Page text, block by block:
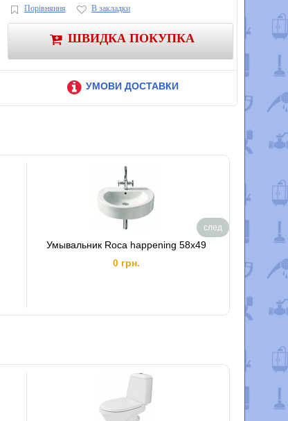
Порівняння В закладки
ШВИДКА ПОКУПКА
УМОВИ ДОСТАВКИ
Умывальник Roca happening 58x49
0 грн.
след